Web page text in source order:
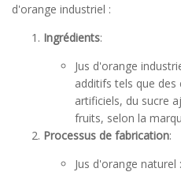
d'orange industriel :
Ingrédients:
Jus d'orange
additifs tels que
artificiels, du sucre
fruits, selon la
Processus de fabrication:
Jus d'orange